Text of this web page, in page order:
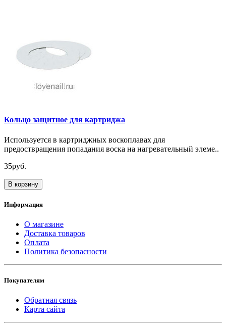
Кольцо защитное для картриджа
Используется в картриджных воскоплавах для
предоствращения попадания воска на нагревательный элеме..
35руб.
В корзину
Информация
О магазине
Доставка товаров
Оплата
Политика безопасности
Покупателям
Обратная связь
Карта сайта